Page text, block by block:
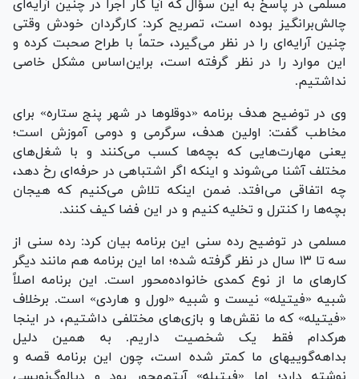
مسلمی در پاسخ به این سؤال که آیا کار اجرا در چنین آرایه‌ای
چالش‌برانگیز بوده است، تصریح کرد: کارگردان خودش وقتی
چنین آرایه‌ای را در نظر می‌گیرد، حتماً با طراح صحبت کرده و
این موارد را در نظر گرفته است، براین‌اساس مشکل خاصی
نداشتیم.
وی در توضیح هدف برنامه «دوقلو‌ها در شهر پنج ستاره» برای
مخاطب گفت: اولین هدف، سرگرمی و دومی آموزش است؛
یعنی مهارت‌هایی که بچه‌ها کسب می‌کنند و با شغل‌های
مختلف آشنا می‌شوند و اینکه اگر اشتباهی در حرفه‌ای رخ دهد،
چه اتفاقی می‌افتد. ضمن اینکه تلاش می‌کنیم که هیجان
بچه‌ها را کنترل و تخلیه کنیم و در این فضا کیف کنند.
مسلمی در توضیح رده سنی این برنامه بیان کرد: رده سنی از
سه تا ۱۳ سال در نظر گرفته شده؛ اما این برنامه هم مانند دیگر
کار‌های ما از نوع کمدی خانواده‌محور است. این برنامه اصلاً
شبیه «فیتیله» نیست و شبیه «لورل و هاردی» است. برخلاف
«فیتیله» که ما نقش‌ها و بازی‌های مختلفی داشتیم، در اینجا
هرکدام فقط یک شخصیت داریم. به همین دلیل
بداهه‌گویی‎های ما کمتر شده است، چون این برنامه قصه و